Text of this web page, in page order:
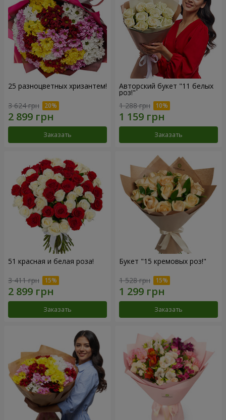
25 разноцветных хризантем!
3 624 грн
Заказать
Авторский букет "11 белых
роз!"
1 288 грн
Заказать
51 красная и белая роза!
3 411 грн
Заказать
Букет "15 кремовых роз!"
1 528 грн
Заказать